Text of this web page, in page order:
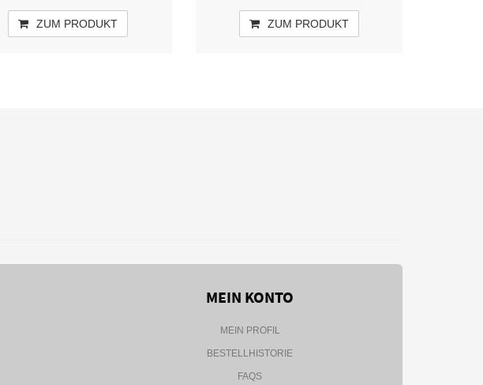
ZUM PRODUKT ZUM PRODUKT
MEIN KONTO
MEIN PROFIL
BESTELLHISTORIE
FAQS